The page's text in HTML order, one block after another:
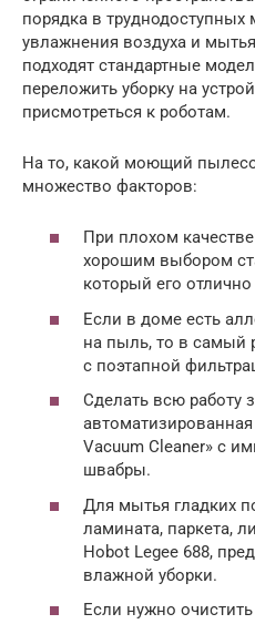
порядка в
увлажнения воздуха и
подходят стандартные
переложить уборку на
присмотреться к роботам.
На то, какой моющий
множество факторов:
При плохом
хорошим выбором
который его
Если в доме есть
на пыль, то в самый
с поэтапной
Сделать всю работу
Vacuum Cleaner» с
швабры.
Для мытья гладких
ламината, паркета,
Hobot Legee 688,
влажной уборки.
Если нужно